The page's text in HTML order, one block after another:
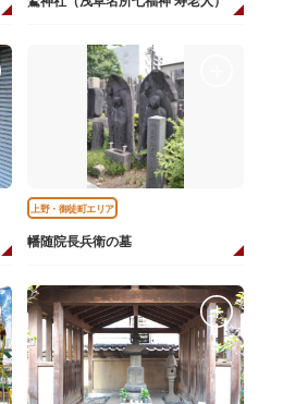
上野・御徒町エリア
幡随院長兵衛の墓